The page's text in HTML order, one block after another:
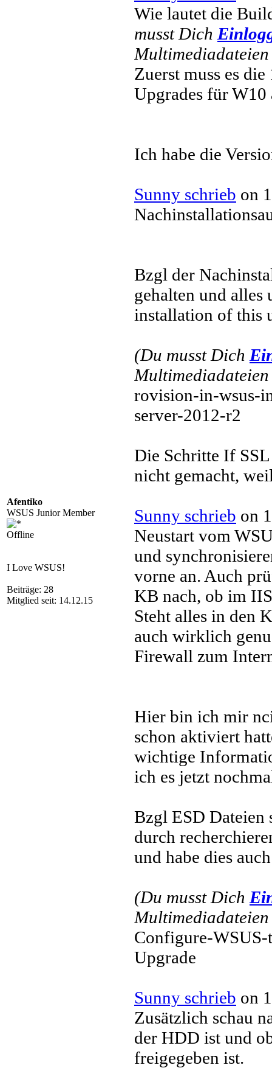
Afentiko
WSUS Junior Member
Offline
I Love WSUS!
Beiträge: 28
Mitglied seit: 14.12.15
Wie lautet die
musst Dich
Zuerst muss es
Upgrades für W10
Ich habe die
Sunny schrieb on
Bzgl der
gehalten und alles
installation of this
(Du musst Dich
rovision-in-wsus-
server-2012-r2
Die Schritte If SSL
nicht gemacht,
Sunny schrieb on
Neustart vom
und
vorne an. Auch
KB nach, ob im
Steht alles in den
auch wirklich
Firewall zum
Hier bin ich mir
schon aktiviert
wichtige
ich es jetzt
Bzgl ESD Dateien
durch
und habe dies
(Du musst Dich
Configure-
Upgrade
Sunny schrieb on
Zusätzlich schau
der HDD ist und
freigegeben ist.